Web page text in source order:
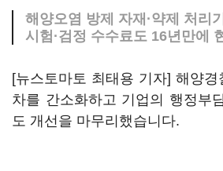
해양오염 방제 자재·약제 처리
시험·검정 수수료도 16년만에
[뉴스토마토 최태용 기자] 해양경
차를 간소화하고 기업의 행정부
도 개선을 마무리했습니다.